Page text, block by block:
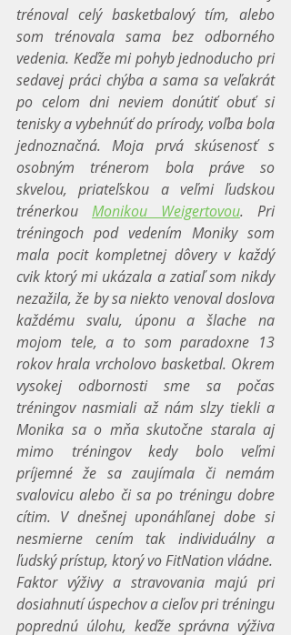
trénoval celý basketbalový tím, alebo
som trénovala sama bez odborného
vedenia. Keďže mi pohyb jednoducho pri
sedavej práci chýba a sama sa veľakrát
po celom dni neviem donútiť obuť si
tenisky a vybehnúť do prírody, voľba bola
jednoznačná. Moja prvá skúsenosť s
osobným trénerom bola práve so
skvelou, priateľskou a veľmi ľudskou
trénerkou Monikou Weigertovou. Pri
tréningoch pod vedením Moniky som
mala pocit kompletnej dôvery v každý
cvik ktorý mi ukázala a zatiaľ som nikdy
nezažila, že by sa niekto venoval doslova
každému svalu, úponu a šlache na
mojom tele, a to som paradoxne 13
rokov hrala vrcholovo basketbal. Okrem
vysokej odbornosti sme sa počas
tréningov nasmiali až nám slzy tiekli a
Monika sa o mňa skutočne starala aj
mimo tréningov kedy bolo veľmi
príjemné že sa zaujímala či nemám
svalovicu alebo či sa po tréningu dobre
cítim. V dnešnej uponáhľanej dobe si
nesmierne cením tak individuálny a
Faktor výživy a stravovania majú pri
dosiahnutí úspechov a cieľov pri tréningu
poprednú úlohu, keďže správna výživa